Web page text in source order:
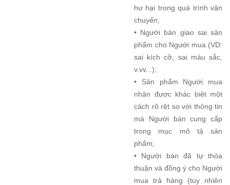
hư hại trong quá trình vận
chuyển;
• Người bán giao sai sản
phẩm cho Người mua (VD:
sai kích cỡ, sai màu sắc,
v.vv...);
• Sản phẩm Người mua
nhận được khác biệt một
cách rõ rệt so với thông tin
mà Người bán cung cấp
trong mục mô tả sản
phẩm;
• Người bán đã tự thỏa
thuận và đồng ý cho Người
mua trả hàng (tuy nhiên